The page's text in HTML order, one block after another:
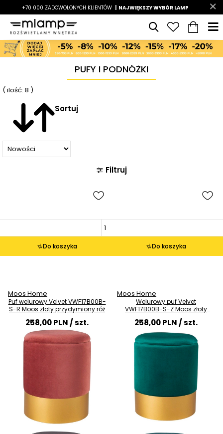
-7% LATO7
+70 000 ZADOWOLONYCH KLIENTÓW | NAJWIĘKSZY WYBÓR LAMP
| |
PUFY I PODNÓŻKI
( ilość: 8 )
Sortuj
Filtruj
Do koszyka
Moos Home
Puf welurowy Velvet VWF17B00B-
S-R Moos złoty przydymiony róż
258,00 PLN/ szt.
Do koszyka
Moos Home
Welurowy puf Velvet
VWF17B00B-S-Z Moos złoty
butelkowa zieleń
258,00 PLN/ szt.